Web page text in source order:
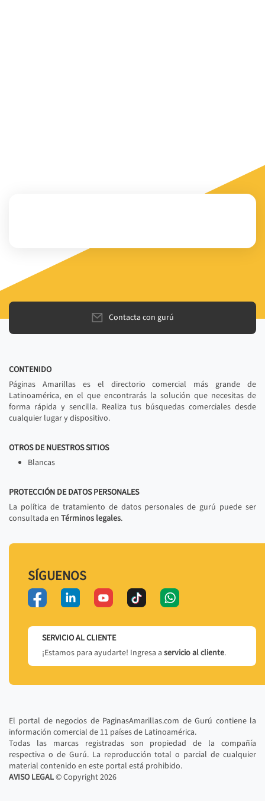
Contacta con gurú
CONTENIDO
Páginas Amarillas es el directorio comercial más grande de
Latinoamérica, en el que encontrarás la solución que necesitas de
forma rápida y sencilla. Realiza tus búsquedas comerciales desde
cualquier lugar y dispositivo.
OTROS DE NUESTROS SITIOS
Blancas
PROTECCIÓN DE DATOS PERSONALES
La política de tratamiento de datos personales de gurú puede ser
consultada en Términos legales.
SÍGUENOS
SERVICIO AL CLIENTE
¡Estamos para ayudarte! Ingresa a servicio al cliente.
El portal de negocios de PaginasAmarillas.com de Gurú contiene la
información comercial de 11 países de Latinoamérica.
Todas las marcas registradas son propiedad de la compañía
respectiva o de Gurú. La reproducción total o parcial de cualquier
material contenido en este portal está prohibido.
AVISO LEGAL© Copyright2026